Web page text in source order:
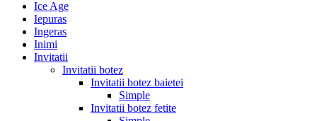
Ice Age
Iepuras
Ingeras
Inimi
Invitatii
Invitatii botez
Invitatii botez baietei
Simple
Invitatii botez fetite